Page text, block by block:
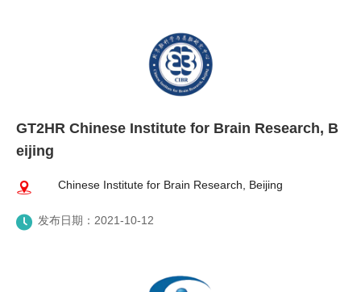
GT2HR Chinese Institute for Brain Research, B
eijing
Chinese Institute for Brain Research, Beijing
发布日期：2021-10-12